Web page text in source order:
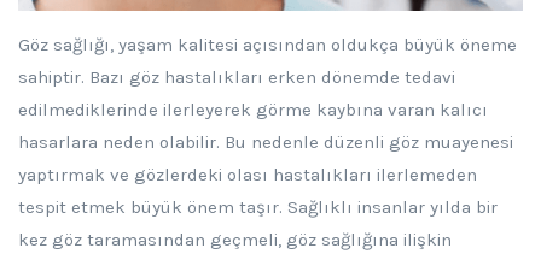
Göz sağlığı, yaşam kalitesi açısından oldukça büyük öneme
sahiptir. Bazı göz hastalıkları erken dönemde tedavi
edilmediklerinde ilerleyerek görme kaybına varan kalıcı
hasarlara neden olabilir. Bu nedenle düzenli göz muayenesi
yaptırmak ve gözlerdeki olası hastalıkları ilerlemeden
tespit etmek büyük önem taşır. Sağlıklı insanlar yılda bir
kez göz taramasından geçmeli, göz sağlığına ilişkin